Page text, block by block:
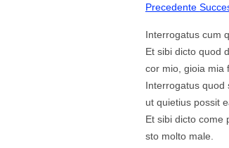
Precedente
Interrogatus cum
Et sibi dicto quod
cor mio, gioia mia
Interrogatus quod
ut quietius possit
Et sibi dicto come
sto molto male.